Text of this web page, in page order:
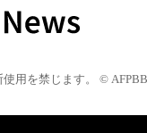
用を禁じます。 © AFPBB